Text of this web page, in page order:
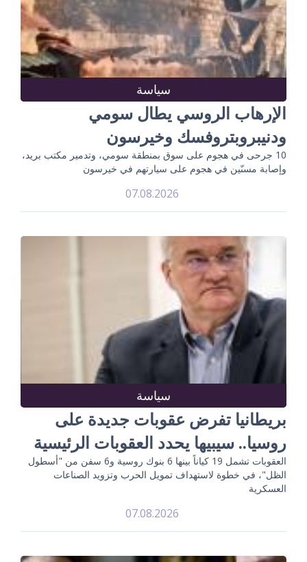
سياسة
الإرهاب الروسي يطال سومي
ودنيبروبتروفسك وخيرسون
10 جرحى في هجوم على سوق بمنطقة سومي، وتدمير مكتب بريد،
وإصابة مسنّين في هجوم على سيارتهم في خيرسون
07.08.2026
سياسة
بريطانيا تفرض عقوبات جديدة على
روسيا.. سيبيها يحدد العقوبات الرئيسية
العقوبات تشمل 19 كياناً بينها 6 بنوك روسية و6 سفن من "أسطول
الظل"، في خطوة لاستهداف تمويل الحرب وتزويد الصناعات
العسكرية
07.08.2026